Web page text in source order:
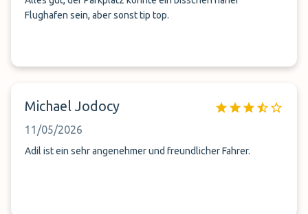
Flughafen sein, aber sonst tip top.
Michael Jodocy
11/05/2026
Adil ist ein sehr angenehmer und freundlicher Fahrer.